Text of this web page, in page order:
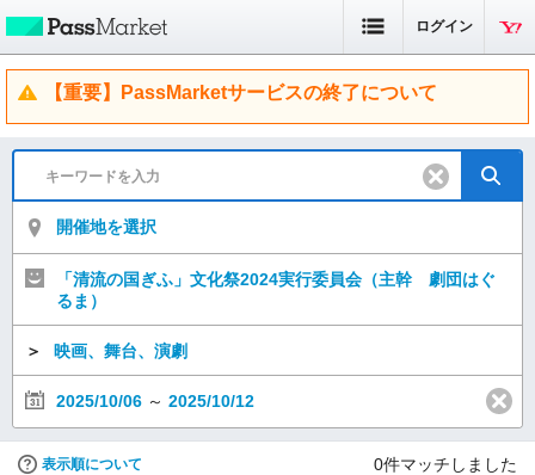
ログイン
【重要】PassMarketサービスの終了について
開催地を選択
「清流の国ぎふ」文化祭2024実行委員会（主幹 劇団はぐ
るま）
＞ 映画、舞台、演劇
2025/10/06 ～ 2025/10/12
表示順について 0件マッチしました